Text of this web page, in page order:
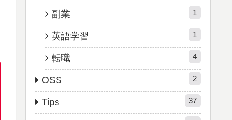
副業 1
英語学習 1
転職 4
OSS 2
Tips 37